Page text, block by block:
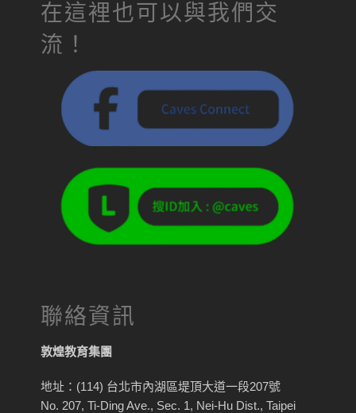
在這裡也可以與我們交
流！
聯絡資訊
敦煌教育集團
地址：(114) 台北市內湖區堤頂大道一段207號
No. 207, Ti-Ding Ave., Sec. 1, Nei-Hu Dist., Taipei